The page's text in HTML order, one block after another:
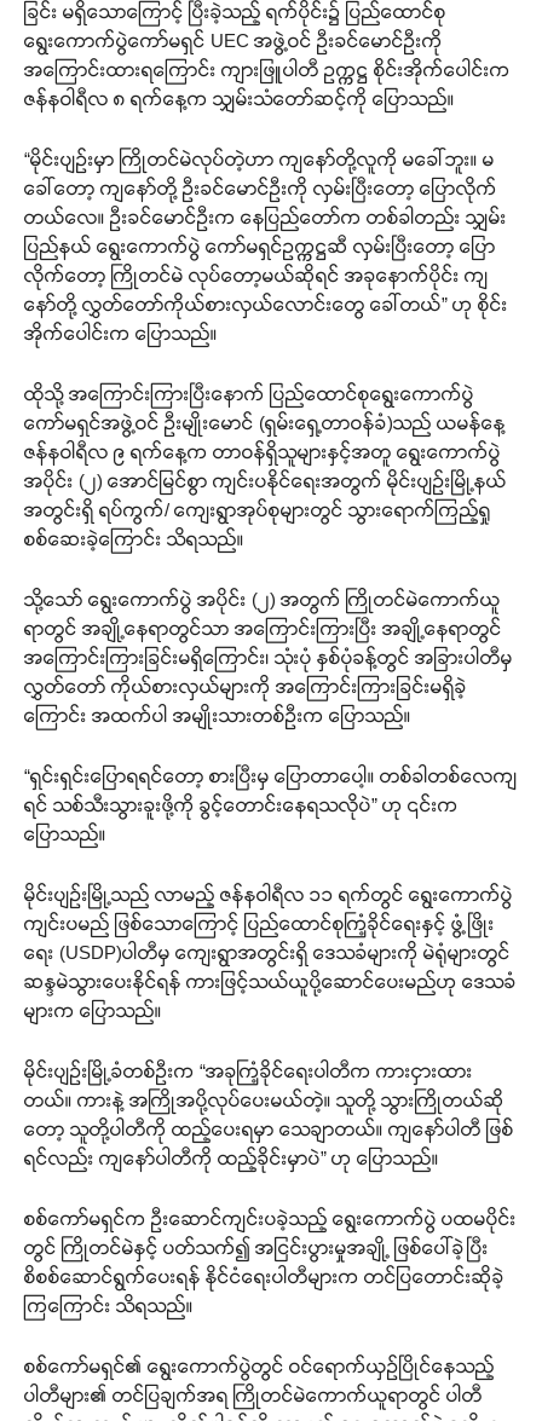
ခြင်း မရှိသောကြောင့် ပြီးခဲ့သည့် ရက်ပိုင်း၌ ပြည်ထောင်စု
ရွေးကောက်ပွဲကော်မရှင် UEC အဖွဲ့ဝင် ဦးခင်မောင်ဦးကို
အကြောင်းထားရကြောင်း ကျားဖြူပါတီ ဥက္ကဋ္ဌ စိုင်းအိုက်ပေါင်းက
ဇန်နဝါရီလ ၈ ရက်နေ့က သျှမ်းသံတော်ဆင့်ကို ပြောသည်။
“မိုင်းပျဉ်းမှာ ကြိုတင်မဲလုပ်တဲ့ဟာ ကျနော်တို့လူကို မခေါ်ဘူး။ မ
ခေါ်တော့ ကျနော်တို့ ဦးခင်မောင်ဦးကို လှမ်းပြီးတော့ ပြောလိုက်
တယ်လေ။ ဦးခင်မောင်ဦးက နေပြည်တော်က တစ်ခါတည်း သျှမ်း
ပြည်နယ် ရွေးကောက်ပွဲ ကော်မရှင်ဥက္ကဋ္ဌဆီ လှမ်းပြီးတော့ ပြော
လိုက်တော့ ကြိုတင်မဲ လုပ်တော့မယ်ဆိုရင် အခုနောက်ပိုင်း ကျ
နော်တို့ လွှတ်တော်ကိုယ်စားလှယ်လောင်းတွေ ခေါ်တယ်” ဟု စိုင်း
အိုက်ပေါင်းက ပြောသည်။
ထိုသို့ အကြောင်းကြားပြီးနောက် ပြည်ထောင်စုရွေးကောက်ပွဲ
ကော်မရှင်အဖွဲ့ဝင် ဦးမျိုးမောင် (ရှမ်းရှေ့တာဝန်ခံ)သည် ယမန်နေ့
ဇန်နဝါရီလ ၉ ရက်နေ့က တာဝန်ရှိသူများနှင့်အတူ ရွေးကောက်ပွဲ
အပိုင်း (၂) အောင်မြင်စွာ ကျင်းပနိုင်ရေးအတွက် မိုင်းပျဉ်းမြို့နယ်
အတွင်းရှိ ရပ်ကွက်/ ကျေးရွာအုပ်စုများတွင် သွားရောက်ကြည့်ရှု
စစ်ဆေးခဲ့ကြောင်း သိရသည်။
သို့သော် ရွေးကောက်ပွဲ အပိုင်း (၂) အတွက် ကြိုတင်မဲကောက်ယူ
ရာတွင် အချို့နေရာတွင်သာ အကြောင်းကြားပြီး အချို့နေရာတွင်
အကြောင်းကြားခြင်းမရှိကြောင်း၊ သုံးပုံ နှစ်ပုံခန့်တွင် အခြားပါတီမှ
လွှတ်တော် ကိုယ်စားလှယ်များကို အကြောင်းကြားခြင်းမရှိခဲ့
ကြောင်း အထက်ပါ အမျိုးသားတစ်ဦးက ပြောသည်။
“ရှင်းရှင်းပြောရရင်တော့ စားပြီးမှ ပြောတာပေါ့။ တစ်ခါတစ်လေကျ
ရင် သစ်သီးသွားခူးဖို့ကို ခွင့်တောင်းနေရသလိုပဲ” ဟု ၎င်းက
ပြောသည်။
မိုင်းပျဉ်းမြို့သည် လာမည့် ဇန်နဝါရီလ ၁၁ ရက်တွင် ရွေးကောက်ပွဲ
ကျင်းပမည် ဖြစ်သောကြောင့် ပြည်ထောင်စုကြံ့ခိုင်ရေးနှင့် ဖွံ့ဖြိုး
ရေး (USDP)ပါတီမှ ကျေးရွာအတွင်းရှိ ဒေသခံများကို မဲရုံများတွင်
ဆန္ဒမဲသွားပေးနိုင်ရန် ကားဖြင့်သယ်ယူပို့ဆောင်ပေးမည်ဟု ဒေသခံ
များက ပြောသည်။
မိုင်းပျဉ်းမြို့ခံတစ်ဦးက “အခုကြံ့ခိုင်ရေးပါတီက ကားငှားထား
တယ်။ ကားနဲ့ အကြိုအပို့လုပ်ပေးမယ်တဲ့။ သူတို့ သွားကြိုတယ်ဆို
တော့ သူတို့ပါတီကို ထည့်ပေးရမှာ သေချာတယ်။ ကျနော်ပါတီ ဖြစ်
ရင်လည်း ကျနော်ပါတီကို ထည့်ခိုင်းမှာပဲ” ဟု ပြောသည်။
စစ်ကော်မရှင်က ဦးဆောင်ကျင်းပခဲ့သည့် ရွေးကောက်ပွဲ ပထမပိုင်း
တွင် ကြိုတင်မဲနှင့် ပတ်သက်၍ အငြင်းပွားမှုအချို့ ဖြစ်ပေါ်ခဲ့ပြီး
စိစစ်ဆောင်ရွက်ပေးရန် နိုင်ငံရေးပါတီများက တင်ပြတောင်းဆိုခဲ့
ကြကြောင်း သိရသည်။
စစ်ကော်မရှင်၏ ရွေးကောက်ပွဲတွင် ဝင်ရောက်ယှဉ်ပြိုင်နေသည့်
ပါတီများ၏ တင်ပြချက်အရ ကြိုတင်မဲကောက်ယူရာတွင် ပါတီ